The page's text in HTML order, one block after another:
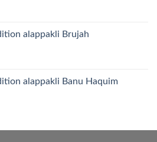
alappakli Brujah
alappakli Banu Haquim